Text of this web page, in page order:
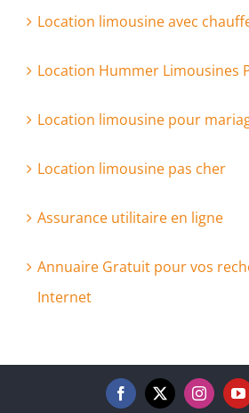
Location limousine avec
Location Hummer Limousines
Location limousine pour
Location limousine pas cher
Assurance utilitaire en ligne
Annuaire Gratuit pour vos
Internet